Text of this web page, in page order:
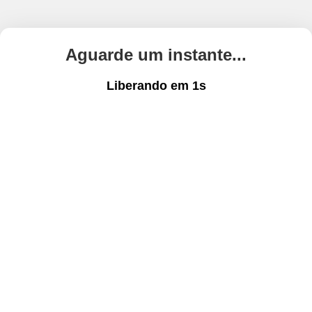
Aguarde um instante...
Liberando em 1s